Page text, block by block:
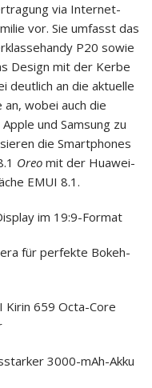
via Internet-
vor. Sie umfasst das
P20 sowie
Design mit der Kerbe
deutlich an die aktuelle
wobei auch die
und Samsung zu
die Smartphones
Oreo mit der Huawei-
EMUI 8.1.
im 19:9-Format
für perfekte Bokeh-
Kirin 659 Octa-Core
3000-mAh-Akku